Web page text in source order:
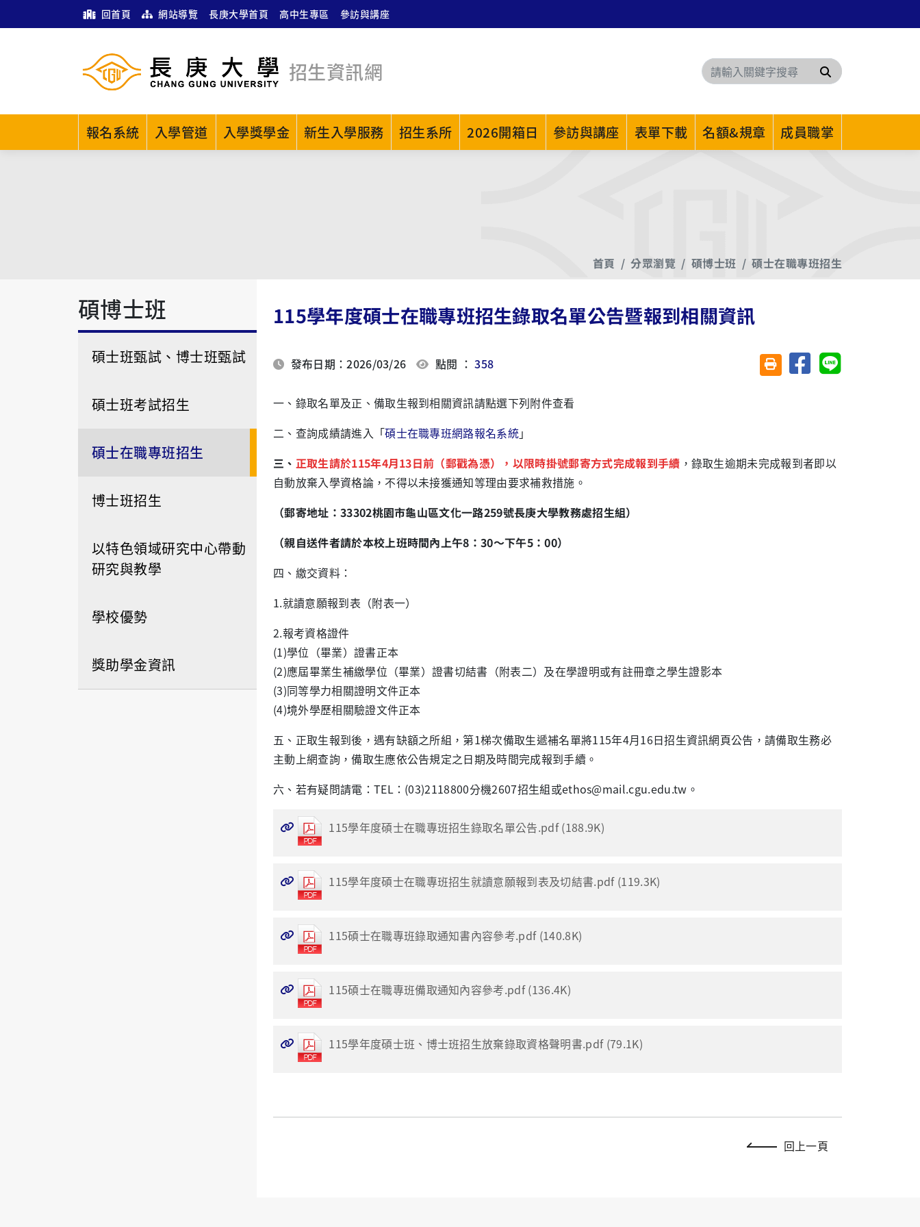
回首頁 網站導覽 長庚大學首頁 高中生專區 參訪與講座
招生資訊網 搜尋
報名系統 入學管道 入學獎學金 新生入學服務 招生系所 2026開箱日 參訪與講座 表單下載 名額&規章 成員職掌
首頁 分眾瀏覽 碩博士班 碩士在職專班招生
碩博士班
碩士班甄試、博士班甄試
碩士班考試招生
碩士在職專班招生
博士班招生
以特色領域研究中心帶動
研究與教學
學校優勢
獎助學金資訊
115學年度碩士在職專班招生錄取名單公告暨報到相關資訊
發布日期：2026/03/26 點閱 ：358 友善列印(另開視窗)
分享至臉書分享至 Line
一、錄取名單及正、備取生報到相關資訊請點選下列附件查看
二、查詢成績請進入「碩士在職專班網路報名系統」
三、 正取生請於115年4月13日前（郵戳為憑），以限時掛號郵寄方式完成報到手續 ，錄取生逾期未完成報到者即以
自動放棄入學資格論，不得以未接獲通知等理由要求補救措施。
（郵寄地址：33302桃園市龜山區文化一路259號長庚大學教務處招生組）
（親自送件者請於本校上班時間內上午8：30～下午5：00）
四、繳交資料：
1.就讀意願報到表（附表一）
2.報考資格證件
(1)學位（畢業）證書正本
(2)應屆畢業生補繳學位（畢業）證書切結書（附表二）及在學證明或有註冊章之學生證影本
(3)同等學力相關證明文件正本
(4)境外學歷相關驗證文件正本
五、正取生報到後，遇有缺額之所組，第1梯次備取生遞補名單將115年4月16日招生資訊網頁公告，請備取生務必
主動上網查詢，備取生應依公告規定之日期及時間完成報到手續。
六、若有疑問請電：TEL：(03)2118800分機2607招生組或ethos@mail.cgu.edu.tw。
115學年度碩士在職專班招生錄取名單公告.pdf (188.9K)
115學年度碩士在職專班招生就讀意願報到表及切結書.pdf (119.3K)
115碩士在職專班錄取通知書內容參考.pdf (140.8K)
115碩士在職專班備取通知內容參考.pdf (136.4K)
115學年度碩士班、博士班招生放棄錄取資格聲明書.pdf (79.1K)
回上一頁